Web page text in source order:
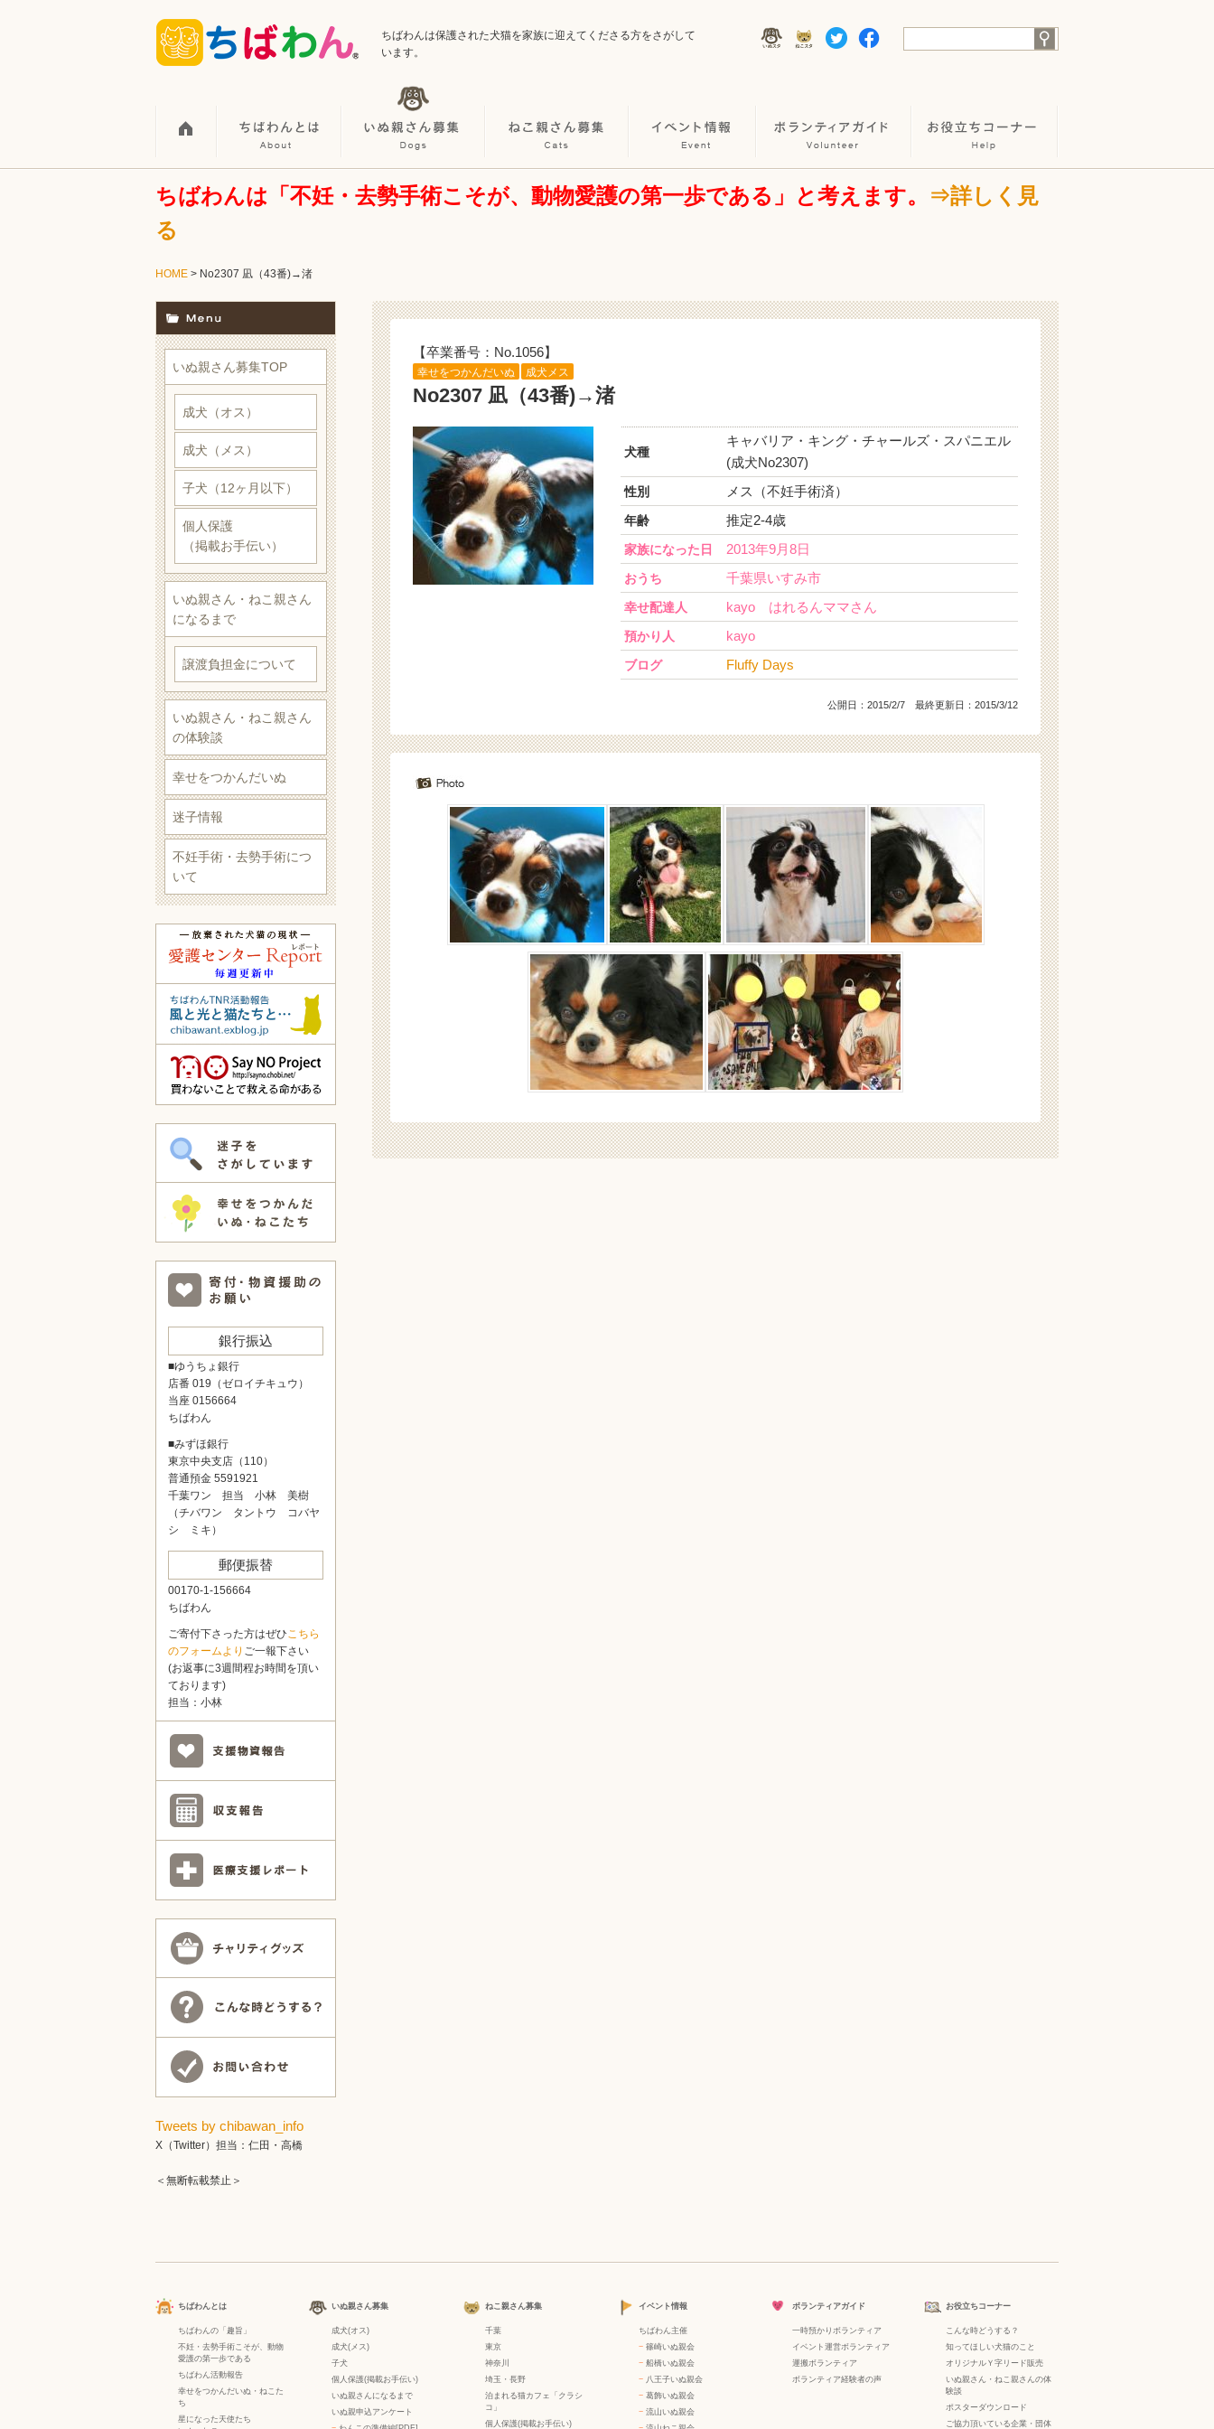
ちばわんは保護された犬猫を家族に迎えてくださる方をさがして
います。
ちばわんは「不妊・去勢手術こそが、動物愛護の第一歩である」と考えます。
⇒詳しく見
る
HOME > No2307 凪（43番)→渚
【卒業番号：No.1056】
幸せをつかんだいぬ 成犬メス
No2307 凪（43番)→渚
犬種
キャバリア・キング・チャールズ・スパニエル
(成犬No2307)
性別 メス（不妊手術済）
年齢 推定2-4歳
家族になった日 2013年9月8日
おうち 千葉県いすみ市
幸せ配達人 kayo はれるんママさん
預かり人 kayo
ブログ Fluffy Days
公開日： 2015/2/7 最終更新日：2015/3/12
いぬ親さん募集TOP
成犬（オス）
成犬（メス）
子犬（12ヶ月以下）
個人保護
（掲載お手伝い）
いぬ親さん・ねこ親さん
になるまで
譲渡負担金について
いぬ親さん・ねこ親さん
の体験談
幸せをつかんだいぬ
迷子情報
不妊手術・去勢手術につ
いて
銀行振込
■ゆうちょ銀行
店番 019（ゼロイチキュウ）
当座 0156664
ちばわん
■みずほ銀行
東京中央支店（110）
普通預金 5591921
千葉ワン 担当 小林 美樹
（チバワン タントウ コバヤ
シ ミキ）
郵便振替
00170-1-156664
ちばわん
ご寄付下さった方はぜひこちら
のフォームより ご一報下さい
(お返事に3週間程お時間を頂い
ております)
担当：小林
Tweets by chibawan_info
X（Twitter）担当：仁田・高橋
＜無断転載禁止＞
ちばわんとは
ちばわんの「趣旨」
不妊・去勢手術こそが、動物
愛護の第一歩である
ちばわん活動報告
幸せをつかんだいぬ・ねこた
ち
星になった天使たち
いぬ親さん募集
成犬(オス)
成犬(メス)
子犬
個人保護(掲載お手伝い)
いぬ親さんになるまで
いぬ親申込アンケート
ねこ親さん募集
千葉
東京
神奈川
埼玉・長野
泊まれる猫カフェ「クラシ
コ」
個人保護(掲載お手伝い)
イベント情報
ちばわん主催
− 篠崎いぬ親会
− 船橋いぬ親会
− 八王子いぬ親会
− 葛飾いぬ親会
− 流山いぬ親会
ボランティアガイド
一時預かりボランティア
イベント運営ボランティア
運搬ボランティア
ボランティア経験者の声
お役立ちコーナー
こんな時どうする？
知ってほしい犬猫のこと
オリジナルＹ字リード販売
いぬ親さん・ねこ親さんの体
験談
ポスターダウンロード
ご協力頂いている企業・団体